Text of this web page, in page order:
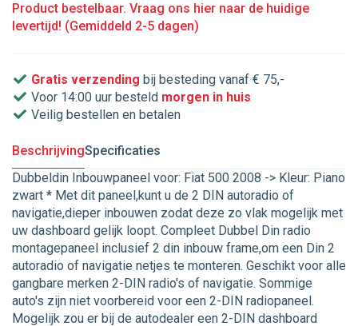
Product bestelbaar. Vraag ons hier naar de huidige
levertijd! (Gemiddeld 2-5 dagen)
Gratis verzending bij besteding vanaf € 75,-
Voor 14:00 uur besteld morgen in huis
Veilig bestellen en betalen
BeschrijvingSpecificaties
Dubbeldin Inbouwpaneel voor: Fiat 500 2008 -> Kleur: Piano
zwart * Met dit paneel,kunt u de 2 DIN autoradio of
navigatie,dieper inbouwen zodat deze zo vlak mogelijk met
uw dashboard gelijk loopt. Compleet Dubbel Din radio
montagepaneel inclusief 2 din inbouw frame,om een Din 2
autoradio of navigatie netjes te monteren. Geschikt voor alle
gangbare merken 2-DIN radio's of navigatie. Sommige
auto's zijn niet voorbereid voor een 2-DIN radiopaneel.
Mogelijk zou er bij de autodealer een 2-DIN dashboard